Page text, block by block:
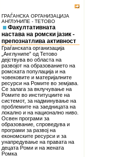
ГРАЃАНСКА ОРГАНИЗАЦИЈА
АНГЛУНИПЕ - ТЕТОВО
Факултативната
настава на ромски јазик -
препознатлива активност
Граѓанската организација
„Англунипе” од Тетово
дејствува во областа на
развојот на образованието на
ромската популација и на
човековите и материјалните
ресурси на Ромите во земјава.
Се залага за вклучување на
Ромите во институциите на
системот, за надминување на
проблемите на заедницата на
локално и на национално ниво.
Освен програми за
образование, спроведува и
програми за развој на
економските ресурси и за
унапредување на правата на
децата Роми и на жената
Ромка